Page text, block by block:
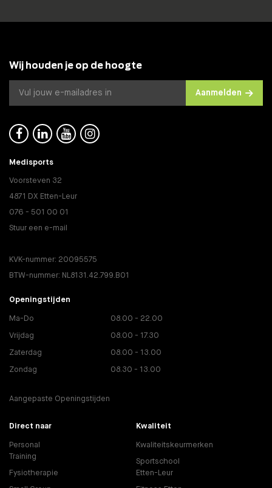
Wij houden je op de hoogte
Aanmelden
   
Medisports
Voorsteven 32
4871 DX Etten-Leur
076 - 501 00 01
Stuur een e-mail
KVK-nummer: 20095575
BTW-nummer: NL8131.42.799.B01
Openingstijden
Ma-Do 08.00 - 22.00
Vrijdag 08.00 - 17.30
Zaterdag 08.00 - 13.00
Zondag 08.30 - 13.00
Aangepaste Openingstijden
Direct naar
Personal
Training
Fysiotherapie
Kwaliteit
Kwaliteitskeurmerken
Sportschool
Etten-Leur